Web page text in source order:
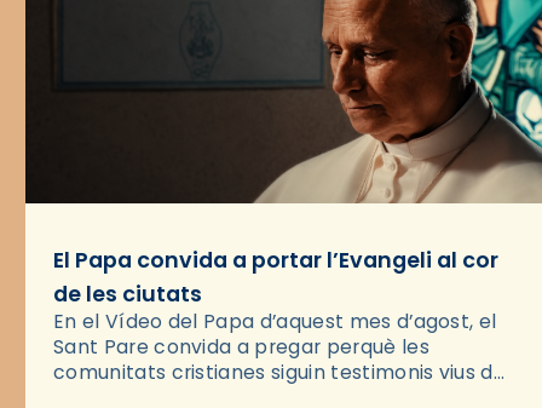
El Papa convida a portar l’Evangeli al cor
de les ciutats
En el Vídeo del Papa d’aquest mes d’agost, el
Sant Pare convida a pregar perquè les
comunitats cristianes siguin testimonis vius de